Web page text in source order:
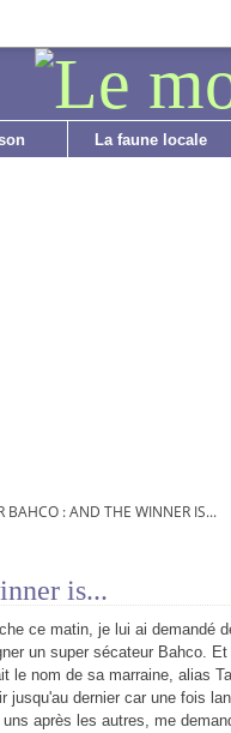
La faune locale
BAHCO : AND THE WINNER IS...
is...
ce matin, je lui ai demandé
un super sécateur Bahco.
le nom de sa marraine, alias
jusqu'au dernier car une fois
après les autres, me